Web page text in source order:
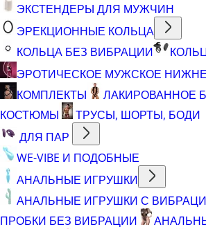
ЭКСТЕНДЕРЫ ДЛЯ МУЖЧИН
ЭРЕКЦИОННЫЕ КОЛЬЦА
КОЛЬЦА БЕЗ ВИБРАЦИИ
ЭРОТИЧЕСКОЕ МУЖСКОЕ
КОМПЛЕКТЫ
ЛАКИРОВАННОЕ
КОСТЮМЫ
ТРУСЫ, ШОРТЫ, БОДИ
ДЛЯ ПАР
WE-VIBE И ПОДОБНЫЕ
АНАЛЬНЫЕ ИГРУШКИ
АНАЛЬНЫЕ ИГРУШКИ С
ПРОБКИ БЕЗ ВИБРАЦИИ